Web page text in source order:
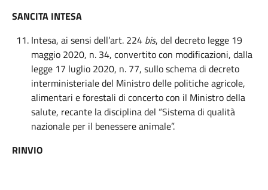
SANCITA INTESA
Intesa, ai sensi dell’art. 224 bis, del decreto legge 19
maggio 2020, n. 34, convertito con modificazioni, dalla
legge 17 luglio 2020, n. 77, sullo schema di decreto
interministeriale del Ministro delle politiche agricole,
alimentari e forestali di concerto con il Ministro della
salute, recante la disciplina del “Sistema di qualità
nazionale per il benessere animale”.
RINVIO